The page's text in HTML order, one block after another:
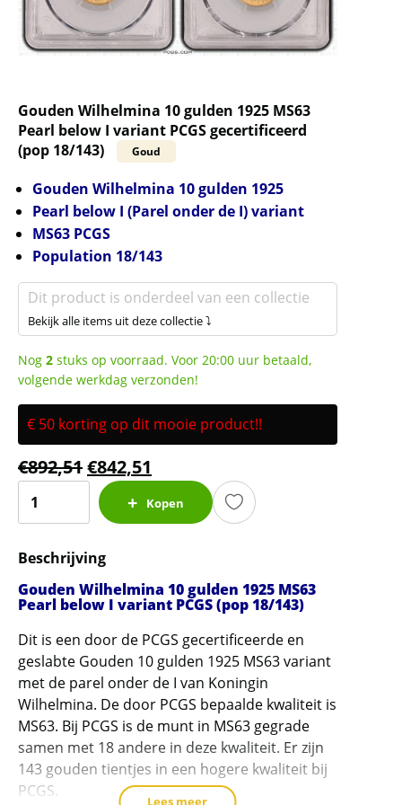
Gouden Wilhelmina 10 gulden 1925 MS63
Pearl below I variant PCGS gecertificeerd
(pop 18/143)
Goud
Gouden Wilhelmina 10 gulden 1925
Pearl below I (Parel onder de I) variant
MS63 PCGS
Population 18/143
Dit product is onderdeel van een collectie
Bekijk alle items uit deze collectie ⤵
Nog 2 stuks op voorraad. Voor 20:00 uur betaald,
volgende werkdag verzonden!
€ 50 korting op dit mooie product!!
€892,51€842,51
Wilhelmina
gulden
1925
MS63
below
I
variant
PCGS
gecertificeerd
(pop
18/143)
Kopen
Beschrijving
Gouden Wilhelmina 10 gulden 1925 MS63
Pearl below I variant PCGS (pop 18/143)
Dit is een door de PCGS gecertificeerde en
geslabte Gouden 10 gulden 1925 MS63 variant
met de parel onder de I van Koningin
Wilhelmina. De door PCGS bepaalde kwaliteit is
MS63. Bij PCGS is de munt in MS63 gegrade
samen met 18 andere in deze kwaliteit. Er zijn
143 gouden tientjes in een hogere kwaliteit bij
PCGS.
Lees meer